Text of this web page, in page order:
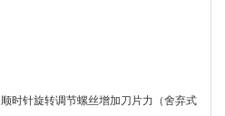
顺时针旋转调节螺丝增加刀片力（舍弃式